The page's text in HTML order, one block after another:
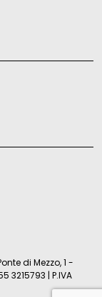
di Mezzo, 1 -
3215793 | P.IVA